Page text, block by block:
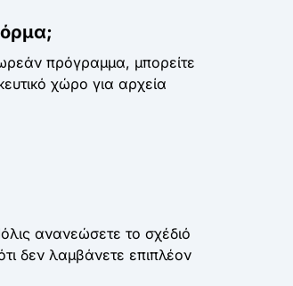
πρόγραμμα, μπορείτε
χώρο για αρχεία
ανανεώσετε το σχέδιό
δεν λαμβάνετε επιπλέον